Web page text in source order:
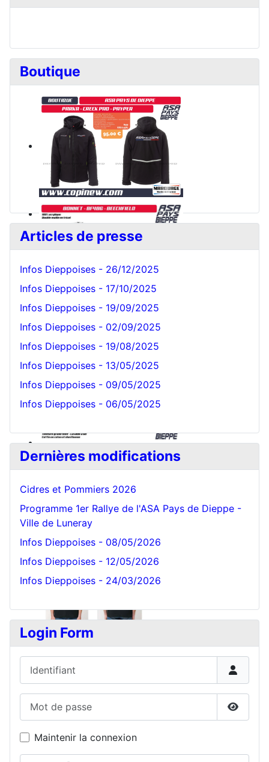
Boutique
Bonnet Blanc
Articles de presse
Infos Dieppoises - 26/12/2025
Infos Dieppoises - 17/10/2025
Infos Dieppoises - 19/09/2025
Infos Dieppoises - 02/09/2025
Infos Dieppoises - 19/08/2025
Infos Dieppoises - 13/05/2025
Infos Dieppoises - 09/05/2025
Infos Dieppoises - 06/05/2025
Dernières modifications
Cidres et Pommiers 2026
Programme 1er Rallye de l'ASA Pays de Dieppe -
Ville de Luneray
Infos Dieppoises - 08/05/2026
Infos Dieppoises - 12/05/2026
Infos Dieppoises - 24/03/2026
Login Form
Maintenir la connexion